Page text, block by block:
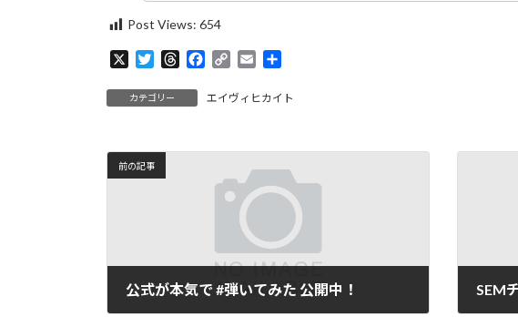
Post Views: 654
i
e
r
T
r
d
c
o
p
i
k
a
カテゴリー エイヴィヒカイト
前の記事
公式が本気で #弾いてみた 公開中！